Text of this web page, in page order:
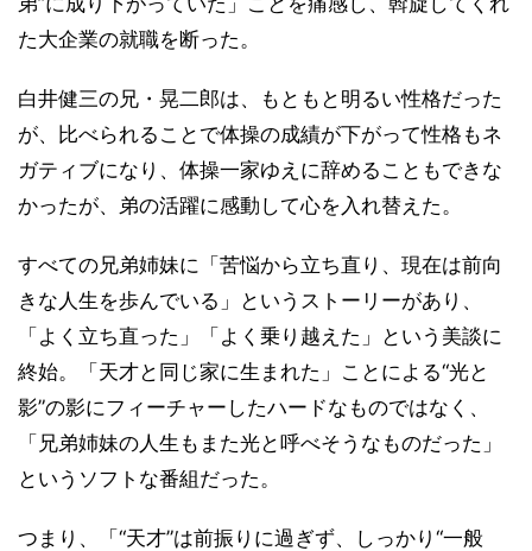
た大企業の就職を断った。
白井健三の兄・晃二郎は、もともと明るい性格だった
が、比べられることで体操の成績が下がって性格もネ
ガティブになり、体操一家ゆえに辞めることもできな
かったが、弟の活躍に感動して心を入れ替えた。
すべての兄弟姉妹に「苦悩から立ち直り、現在は前向
きな人生を歩んでいる」というストーリーがあり、
「よく立ち直った」「よく乗り越えた」という美談に
終始。「天才と同じ家に生まれた」ことによる“光と
影”の影にフィーチャーしたハードなものではなく、
「兄弟姉妹の人生もまた光と呼べそうなものだった」
というソフトな番組だった。
つまり、「“天才”は前振りに過ぎず、しっかり“一般